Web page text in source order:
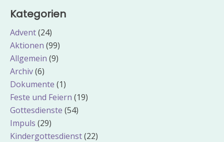
Kategorien
Advent(24)
Aktionen (99)
Allgemein (9)
Archiv(6)
Dokumente (1)
Feste und Feiern (19)
Gottesdienste (54)
Impuls (29)
Kindergottesdienst(22)